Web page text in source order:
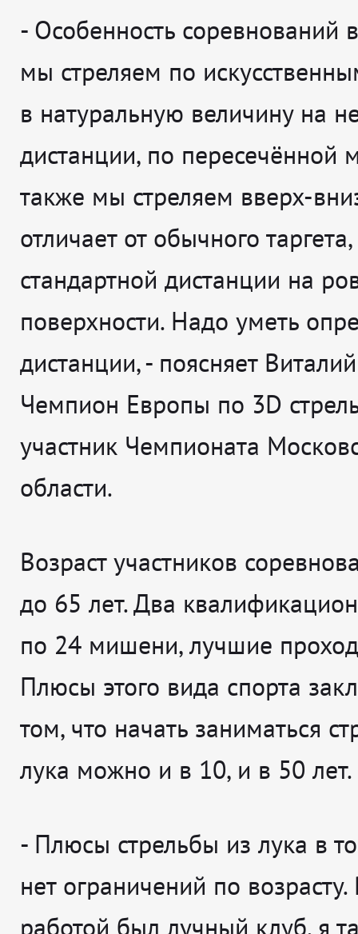
- Особенность соревнований
мы стреляем по
в натуральную величину на
дистанции, по пересечённой
также мы стреляем вверх-
отличает от обычного
стандартной дистанции на
поверхности. Надо уметь
дистанции, - поясняет
Чемпион Европы по 3D
участник Чемпионата
области.
Возраст участников
до 65 лет. Два
по 24 мишени, лучшие
Плюсы этого вида спорта
том, что начать заниматься
лука можно и в 10, и в 50 лет.
- Плюсы стрельбы из лука в
нет ограничений по
работой был лучный клуб, я